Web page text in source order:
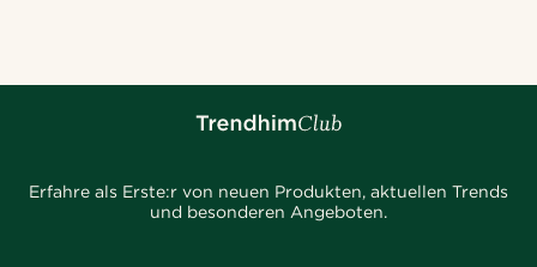
Erfahre als Erste:r von neuen Produkten, aktuellen Trends
und besonderen Angeboten.